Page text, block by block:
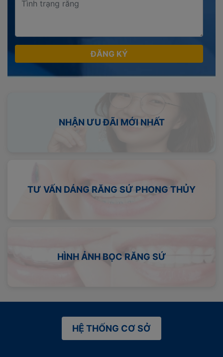
ĐĂNG KÝ
NHẬN ƯU ĐÃI MỚI NHẤT
TƯ VẤN DÁNG RĂNG SỨ PHONG THỦY
HÌNH ẢNH BỌC RĂNG SỨ
HỆ THỐNG CƠ SỞ